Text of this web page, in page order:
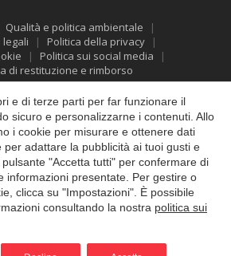
Qualità e politica ambientale
Politica della privacy
Politica sui social media
di restituzione e rimborso
All rights reserved
e di terze parti per far funzionare il
sicuro e personalizzarne i contenuti. Allo
i cookie per misurare e ottenere dati
per adattare la pubblicità ai tuoi gusti e
"Accetta tutti" per confermare di
informazioni presentate. Per gestire o
clicca su "Impostazioni". È possibile
consultando la nostra politica sui
Accetta tutti